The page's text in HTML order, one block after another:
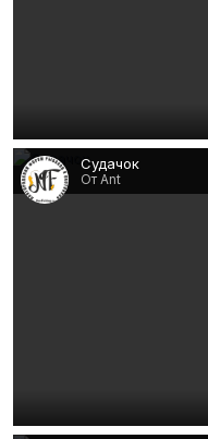
Судачок
От Ant